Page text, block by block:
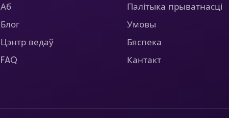
Аб
Блог
Цэнтр ведаў
FAQ
Палітыка прыватнасці
Умовы
Бяспека
Кантакт